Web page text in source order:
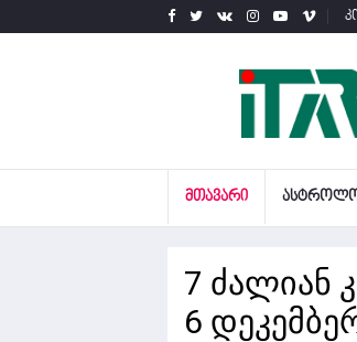
ᲛᲗᲐᲕᲐᲠᲘ
7 ძალიან
6